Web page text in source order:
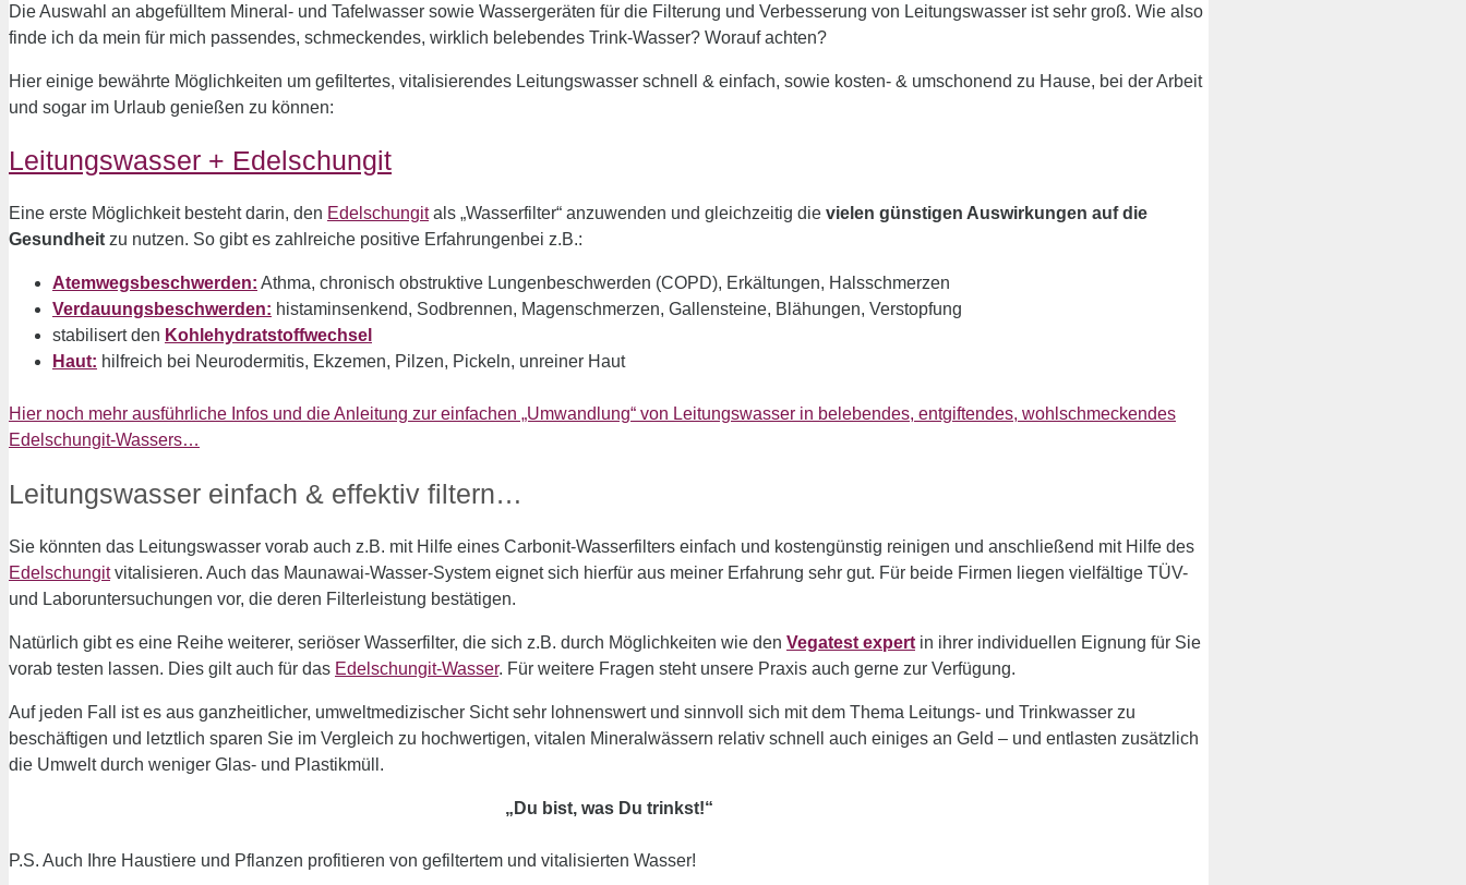
Die Auswahl an abgefülltem Mineral- und Tafelwasser sowie Wassergeräten für die Filterung und Verbesserung von Leitungswasser ist sehr groß. Wie also
finde ich da mein für mich passendes, schmeckendes, wirklich belebendes Trink-Wasser? Worauf achten?
Hier einige bewährte Möglichkeiten um gefiltertes, vitalisierendes Leitungswasser schnell & einfach, sowie kosten- & umschonend zu Hause, bei der Arbeit
und sogar im Urlaub genießen zu können:
Leitungswasser + Edelschungit
Eine erste Möglichkeit besteht darin, den Edelschungitals „Wasserfilter“ anzuwenden und gleichzeitig die vielen günstigen Auswirkungen auf die
Gesundheit zu nutzen. So gibt es zahlreiche positive Erfahrungenbei z.B.:
Atemwegsbeschwerden: Athma, chronisch obstruktive Lungenbeschwerden (COPD), Erkältungen, Halsschmerzen
Verdauungsbeschwerden: histaminsenkend, Sodbrennen, Magenschmerzen, Gallensteine, Blähungen, Verstopfung
stabilisert den Kohlehydratstoffwechsel
Haut: hilfreich bei Neurodermitis, Ekzemen, Pilzen, Pickeln, unreiner Haut
Hier noch mehr ausführliche Infos und die Anleitung zur einfachen „Umwandlung“ von Leitungswasser in belebendes, entgiftendes, wohlschmeckendes
Edelschungit-Wassers…
Leitungswasser einfach & effektiv filtern…
Sie könnten das Leitungswasser vorab auch z.B. mit Hilfe eines Carbonit-Wasserfilters einfach und kostengünstig reinigen und anschließend mit Hilfe des
Edelschungitvitalisieren. Auch das Maunawai-Wasser-System eignet sich hierfür aus meiner Erfahrung sehr gut. Für beide Firmen liegen vielfältige TÜV-
und Laboruntersuchungen vor, die deren Filterleistung bestätigen.
Natürlich gibt es eine Reihe weiterer, seriöser Wasserfilter, die sich z.B. durch Möglichkeiten wie den Vegatest expert in ihrer individuellen Eignung für Sie
vorab testen lassen. Dies gilt auch für das Edelschungit-Wasser. Für weitere Fragen steht unsere Praxis auch gerne zur Verfügung.
Auf jeden Fall ist es aus ganzheitlicher, umweltmedizischer Sicht sehr lohnenswert und sinnvoll sich mit dem Thema Leitungs- und Trinkwasser zu
beschäftigen und letztlich sparen Sie im Vergleich zu hochwertigen, vitalen Mineralwässern relativ schnell auch einiges an Geld – und entlasten zusätzlich
die Umwelt durch weniger Glas- und Plastikmüll.
„Du bist, was Du trinkst!“
P.S. Auch Ihre Haustiere und Pflanzen profitieren von gefiltertem und vitalisierten Wasser!